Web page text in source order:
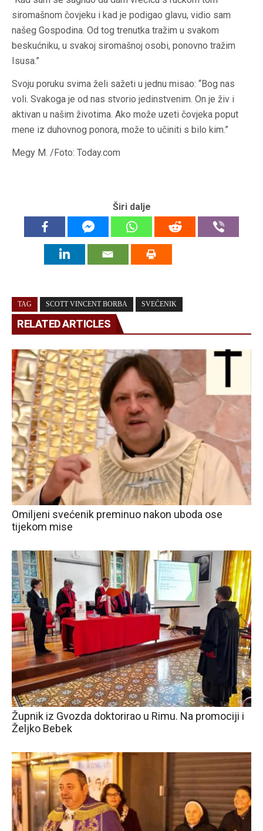
siromašnom čovjeku i kad je podigao glavu, vidio sam
našeg Gospodina. Od tog trenutka tražim u svakom
beskućniku, u svakoj siromašnoj osobi, ponovno tražim
Isusa.”
Svoju poruku svima želi sažeti u jednu misao: “Bog nas
voli. Svakoga je od nas stvorio jedinstvenim. On je živ i
aktivan u našim životima. Ako može uzeti čovjeka poput
mene iz duhovnog ponora, može to učiniti s bilo kim.”
Megy M. /Foto: Today.com
Širi dalje
TAG SCOTT VINCENT BORBA SVEĆENIK
RELATED ARTICLES
Omiljeni svećenik preminuo nakon uboda ose
tijekom mise
Župnik iz Gvozda doktorirao u Rimu. Na promociji i
Željko Bebek